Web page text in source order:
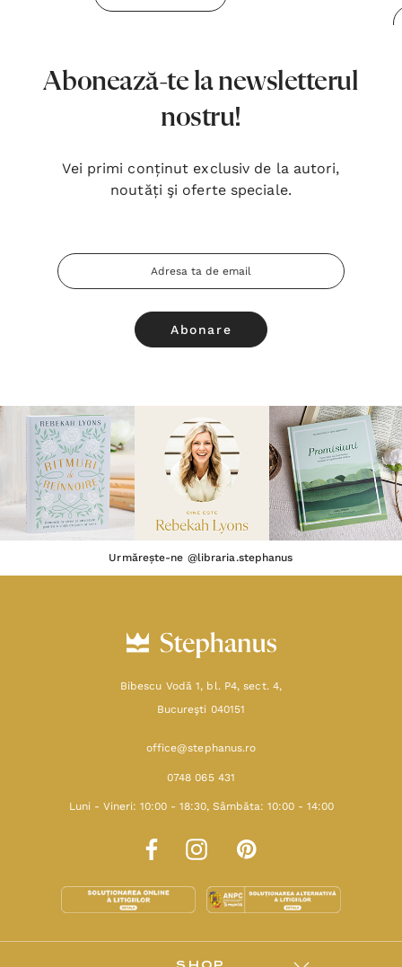
Abonează-te la newsletterul
nostru!
Vei primi conținut exclusiv de la autori,
noutăți şi oferte speciale.
Adresa
Email
Urmărește-ne @libraria.stephanus
Bibescu Vodă 1, bl. P4, sect. 4,
Bucureşti 040151
office@stephanus.ro
0748 065 431
Luni - Vineri: 10:00 - 18:30, Sâmbăta: 10:00 - 14:00